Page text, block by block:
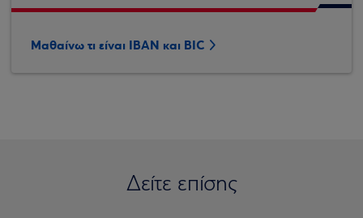
Μαθαίνω τι είναι IBAN και BIC
Δείτε επίσης